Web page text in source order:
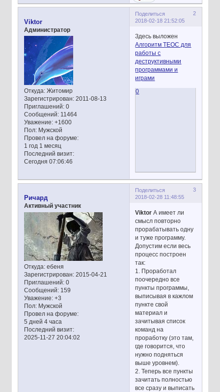
Поделиться
2
2018-02-18 21:52:05
Viktor
Администратор
Откуда:Житомир
Зарегистрирован: 2011-08-13
Приглашений:0
Сообщений:11464
Уважение: +1600
Пол:Мужской
Провел на форуме:
1 год 1 месяц
Последний визит:
Сегодня 07:06:46
Здесь выложен
Алгоритм ТЕОС для
работы с
деструктивными
программами и
играми
0
Поделиться
3
2018-02-28 11:48:55
Ричард
Активный участник
Откуда:ебеня
Зарегистрирован: 2015-04-21
Приглашений:0
Сообщений:159
Уважение: +3
Пол:Мужской
Провел на форуме:
5 дней 4 часа
Последний визит:
2025-11-27 20:04:02
Viktor А имеет ли
смысл повторно
прорабатывать одну
и туже программу.
Допустим если весь
процесс построен
так:
1. Проработал
поочередно все
пункты программы,
выписывая в кажлом
пункте свой
материал и
зачитывая список
команд на
проработку (это там,
где говорится, что
нужно подняться
выше уровнем).
2. Теперь все пункты
зачитать полностью
все сразу и выписать